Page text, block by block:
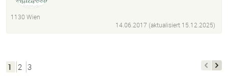
1130 Wien
14.06.2017 (aktualisiert 15.12.2025)
1 2 3